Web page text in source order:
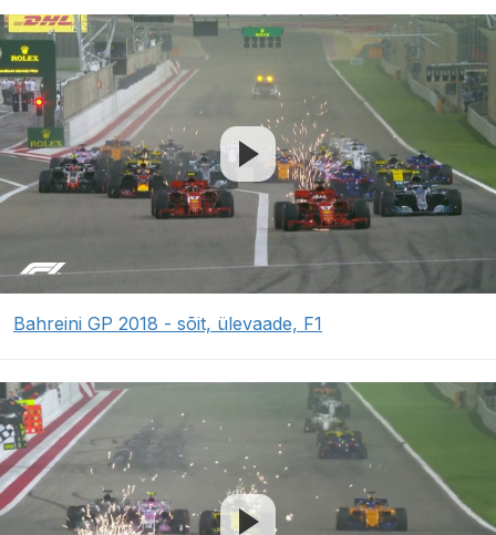
Bahreini GP 2018 - sõit, ülevaade, F1